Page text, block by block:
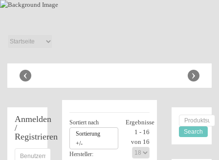
Anhänger Shop
›
‹
Sortiert nach
Sortierung
+/-
Hersteller:
Ergebnisse
1 - 16
von 16
Anmelden
/
Registrieren